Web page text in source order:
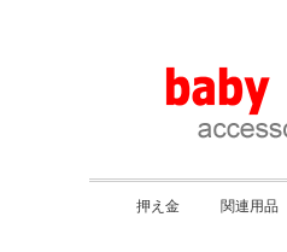
押え金 関連用品